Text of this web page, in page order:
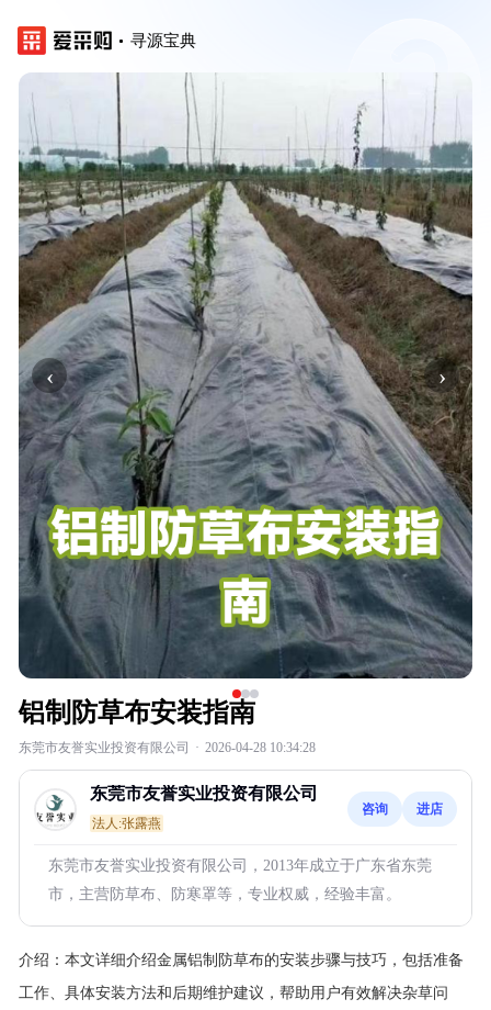
寻源宝典
‹ ›
铝制防草布安装指南
东莞市友誉实业投资有限公司 · 2026-04-28 10:34:28
东莞市友誉实业投资有限公司
法人:张露燕
咨询 进店
东莞市友誉实业投资有限公司，2013年成立于广东省东莞
市，主营防草布、防寒罩等，专业权威，经验丰富。
介绍： 本文详细介绍金属铝制防草布的安装步骤与技巧，包括准备
工作、具体安装方法和后期维护建议，帮助用户有效解决杂草问